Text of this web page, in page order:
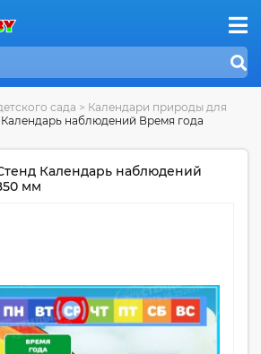
сада > Календари природы для
наблюдений Время года
Календарь наблюдений
мм